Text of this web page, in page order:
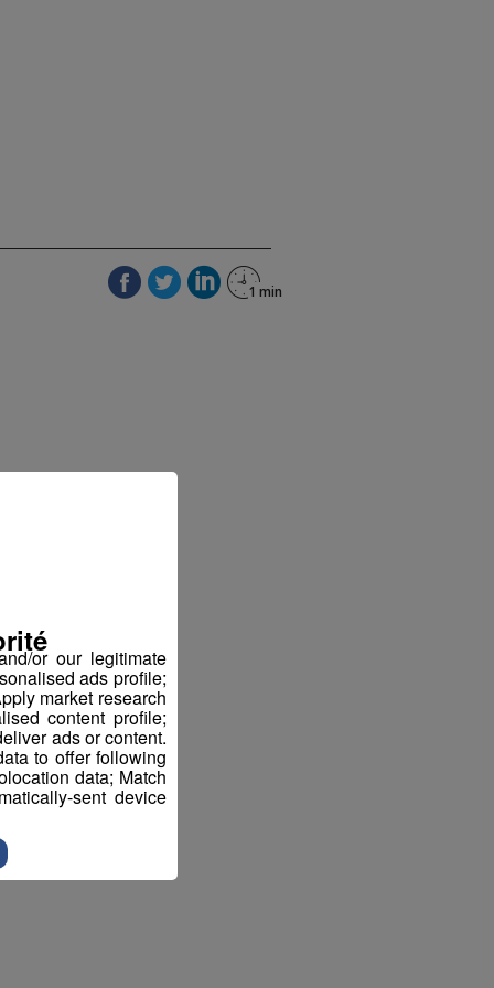
or our legitimate
ads profile;
market research
content profile;
ads or content.
to offer following
data; Match
sent device